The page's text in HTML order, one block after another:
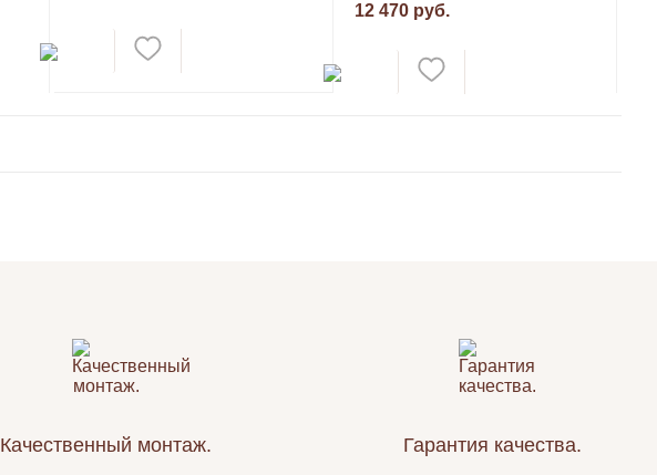
12 470 руб.
Качественный монтаж. Гарантия качества.